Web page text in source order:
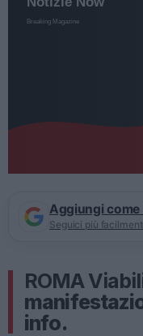
Aggiungi
Seguici più
ROMA
info.